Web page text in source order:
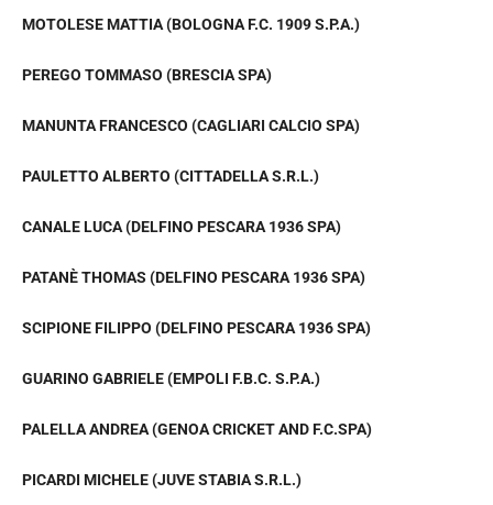
MOTOLESE MATTIA (BOLOGNA F.C. 1909 S.P.A.)
PEREGO TOMMASO (BRESCIA SPA)
MANUNTA FRANCESCO (CAGLIARI CALCIO SPA)
PAULETTO ALBERTO (CITTADELLA S.R.L.)
CANALE LUCA (DELFINO PESCARA 1936 SPA)
PATANÈ THOMAS (DELFINO PESCARA 1936 SPA)
SCIPIONE FILIPPO (DELFINO PESCARA 1936 SPA)
GUARINO GABRIELE (EMPOLI F.B.C. S.P.A.)
PALELLA ANDREA (GENOA CRICKET AND F.C.SPA)
PICARDI MICHELE (JUVE STABIA S.R.L.)